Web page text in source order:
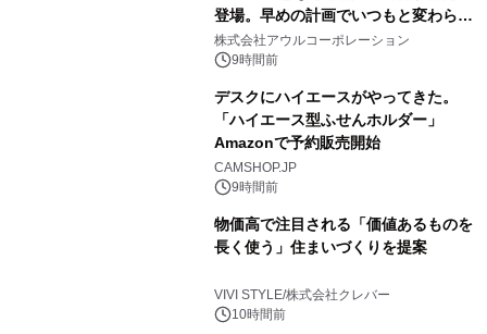
登場。早めの計画でいつもと変わらぬ
大人の冬旅を。ー夕日ヶ浦温泉「佳松
苑 別邸ふうか」ー
株式会社アウルコーポレーション
9時間前
デスクにハイエースがやってきた。
「ハイエース型ふせんホルダー」
Amazonで予約販売開始
CAMSHOP.JP
9時間前
物価高で注目される「価値あるものを
長く使う」住まいづくりを提案
VIVI STYLE/株式会社クレバー
10時間前